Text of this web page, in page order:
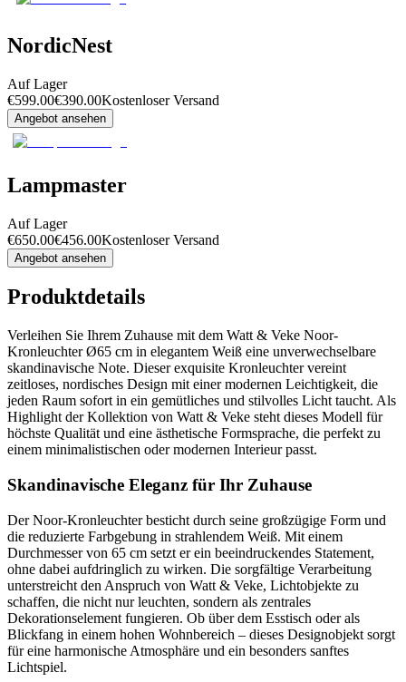
NordicNest
Auf Lager
€599.00€390.00Kostenloser Versand
Angebot ansehen
Lampmaster
Auf Lager
€650.00€456.00Kostenloser Versand
Angebot ansehen
Produktdetails
Verleihen Sie Ihrem Zuhause mit dem Watt & Veke Noor-
Kronleuchter Ø65 cm in elegantem Weiß eine unverwechselbare
skandinavische Note. Dieser exquisite Kronleuchter vereint
zeitloses, nordisches Design mit einer modernen Leichtigkeit, die
jeden Raum sofort in ein gemütliches und stilvolles Licht taucht. Als
Highlight der Kollektion von Watt & Veke steht dieses Modell für
höchste Qualität und eine ästhetische Formsprache, die perfekt zu
einem minimalistischen oder modernen Interieur passt.
Skandinavische Eleganz für Ihr Zuhause
Der Noor-Kronleuchter besticht durch seine großzügige Form und
die reduzierte Farbgebung in strahlendem Weiß. Mit einem
Durchmesser von 65 cm setzt er ein beeindruckendes Statement,
ohne dabei aufdringlich zu wirken. Die sorgfältige Verarbeitung
unterstreicht den Anspruch von Watt & Veke, Lichtobjekte zu
schaffen, die nicht nur leuchten, sondern als zentrales
Dekorationselement fungieren. Ob über dem Esstisch oder als
Blickfang in einem hohen Wohnbereich – dieses Designobjekt sorgt
für eine harmonische Atmosphäre und ein besonders sanftes
Lichtspiel.